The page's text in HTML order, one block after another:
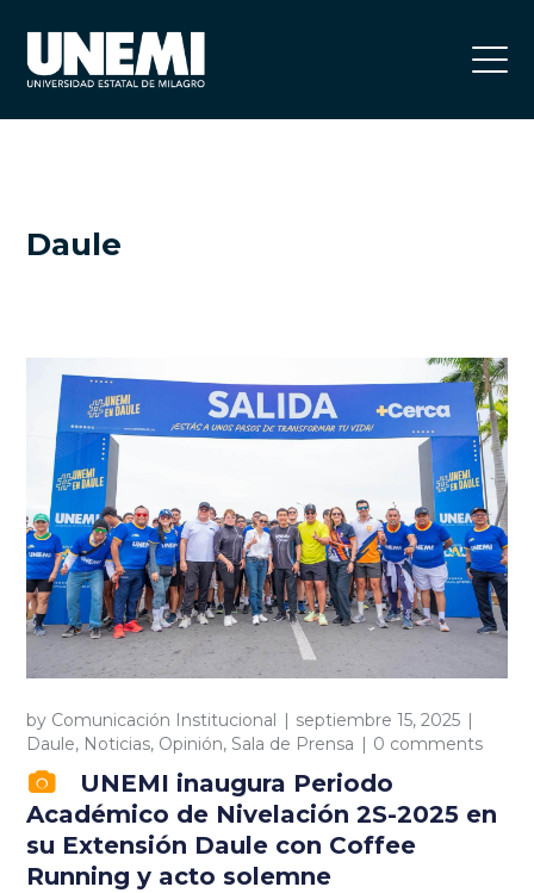
Daule
by Comunicación Institucional
septiembre 15, 2025
Daule, Noticias, Opinión, Sala de Prensa 0 comments
UNEMI inaugura Periodo
Académico de Nivelación 2S-2025 en
su Extensión Daule con Coffee
Running y acto solemne